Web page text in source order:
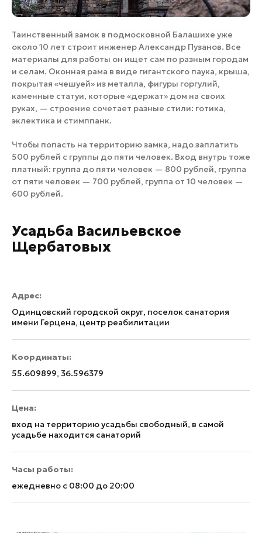
Таинственный замок в подмосковной Балашихе уже
около 10 лет строит инженер Александр Пузанов. Все
материалы для работы он ищет сам по разным городам
и селам. Оконная рама в виде гигантского паука, крыша,
покрытая «чешуей» из металла, фигуры горгулий,
каменные статуи, которые «держат» дом на своих
руках, — строение сочетает разные стили: готика,
эклектика и стимппанк.
Чтобы попасть на территорию замка, надо заплатить
500 рублей с группы до пяти человек. Вход внутрь тоже
платный: группа до пяти человек — 800 рублей, группа
от пяти человек — 700 рублей, группа от 10 человек —
600 рублей.
Усадьба Васильевское
Щербатовых
Адрес:
Одинцовский городской округ, поселок санатория
имени Герцена, центр реабилитации
Координаты:
55.609899, 36.596379
Цена:
вход на территорию усадьбы свободный, в самой
усадьбе находится санаторий
Часы работы:
ежедневно с 08:00 до 20:00